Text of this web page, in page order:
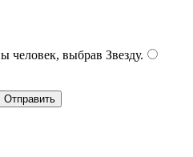
человек, выбрав Звезду.